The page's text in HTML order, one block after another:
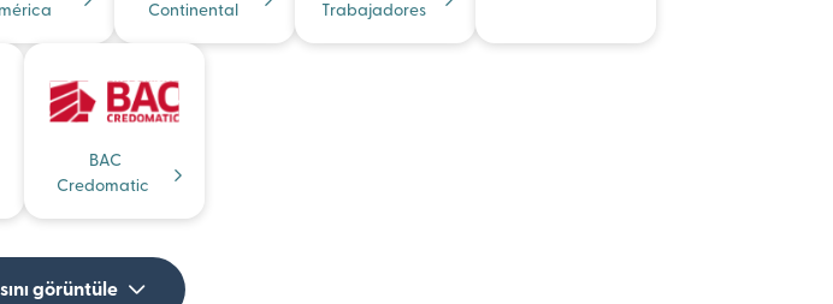
Continental
Trabajadores
BAC
Credomatic
görüntüle